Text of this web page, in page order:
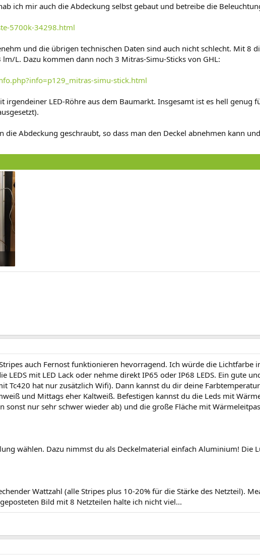
ich mir auch die Abdeckung selbst gebaut und betreibe die
5700k-34298.html
und die übrigen technischen Daten sind auch nicht schlecht. Mit 8
L. Dazu kommen dann noch 3 Mitras-Simu-Sticks von GHL:
simu-stick.html
LED-Röhre aus dem Baumarkt. Insgesamt ist es hell genug
die Abdeckung geschraubt, so dass man den Deckel abnehmen kann
auch Fernost funktionieren hevorragend. Ich würde die
LEDS mit LED Lack oder nehme direkt IP65 oder IP68 LEDS. Ein gute
Tc420 hat nur zusätzlich Wifi). Dann kannst du dir deine
und Mittags eher Kaltweiß. Befestigen kannst du die Leds mit
nur sehr schwer wieder ab) und die große Fläche mit
wählen. Dazu nimmst du als Deckelmaterial einfach Aluminium! Die
Wattzahl (alle Stripes plus 10-20% für die Stärke des Netzteil).
Bild mit 8 Netzteilen halte ich nicht viel...